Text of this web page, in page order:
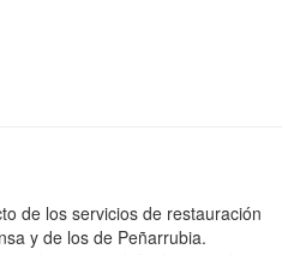
de los servicios de restauración
y de los de Peñarrubia.